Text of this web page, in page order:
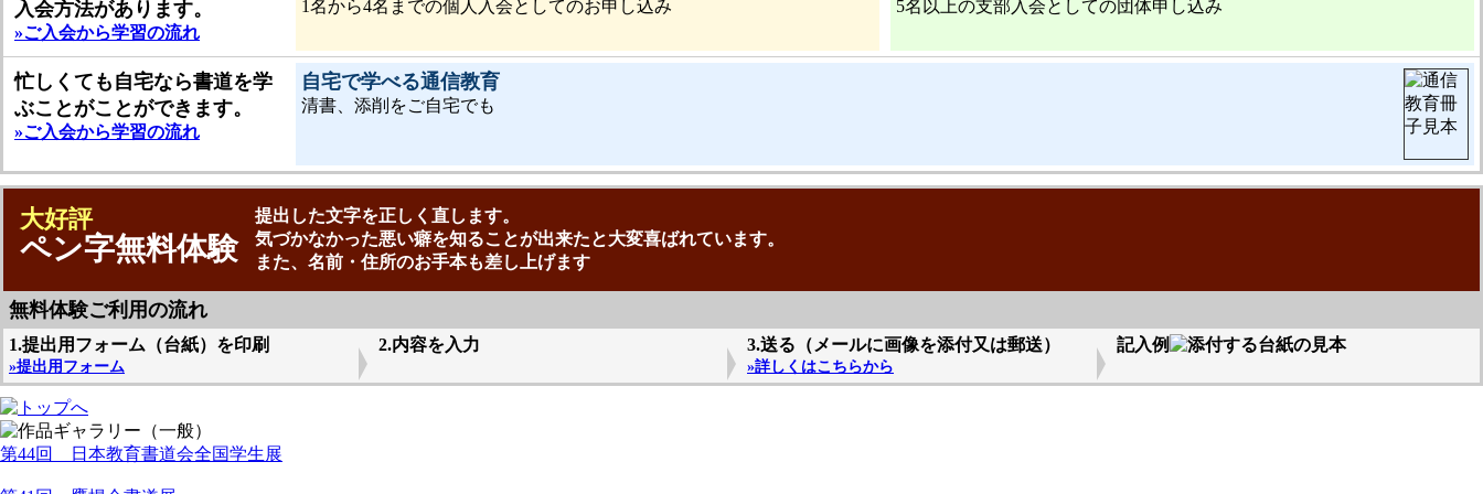
入会方法があります。
»ご入会から学習の流れ
1名から4名までの個人入会としてのお申し込み 5名以上の支部入会としての団体申し込み
忙しくても自宅なら書道を学
ぶことがことができます。
»ご入会から学習の流れ
自宅で学べる通信教育
清書、添削をご自宅でも
大好評
ペン字無料体験
提出した文字を正しく直します。
気づかなかった悪い癖を知ることが出来たと大変喜ばれています。
また、名前・住所のお手本も差し上げます
無料体験ご利用の流れ
1.提出用フォーム（台紙）を印刷
»提出用フォーム
2.内容を入力 3.送る（メールに画像を添付又は郵送）
»詳しくはこちらから
記入例
第44回 日本教育書道会全国学生展